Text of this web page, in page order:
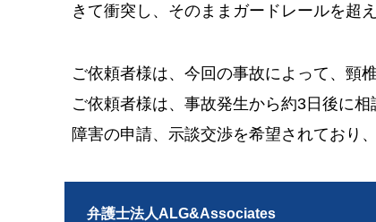
きて衝突し、そのままガードレールを超
ご依頼者様は、今回の事故によって、頸
ご依頼者様は、事故発生から約3日後に
障害の申請、示談交渉を希望されており
弁護士法人ALG&Associates